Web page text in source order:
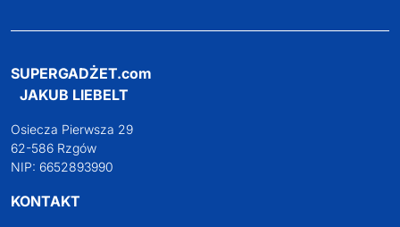
SUPERGADŻET.com
JAKUB LIEBELT
Osiecza Pierwsza 29
62-586 Rzgów
NIP: 6652893990
KONTAKT